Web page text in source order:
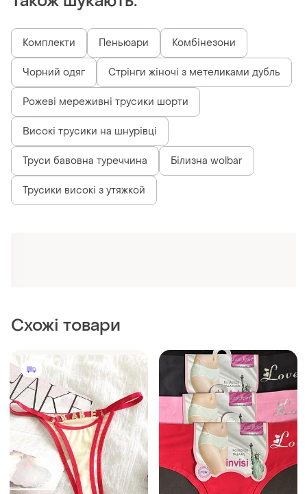
Комплекти Пеньюари Комбінезони
Чорний одяг Стрінги жіночі з метеликами дубль
Рожеві мереживні трусики шорти
Високі трусики на шнурівці
Труси бавовна туреччина Білизна wolbar
Трусики високі з утяжкой
235 грн 0 75 грн 2